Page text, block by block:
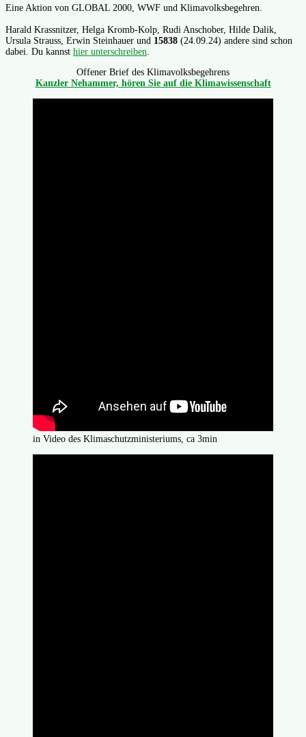
Eine Aktion von GLOBAL 2000, WWF und Klimavolksbegehren.
Harald Krassnitzer, Helga Kromb-Kolp, Rudi Anschober, Hilde Dalik,
Ursula Strauss, Erwin Steinhauer und 15838 (24.09.24) andere sind schon
dabei. Du kannst hier unterschreiben.
Offener Brief des Klimavolksbegehrens
Kanzler Nehammer, hören Sie auf die Klimawissenschaft
in Video des Klimaschutzministeriums, ca 3min